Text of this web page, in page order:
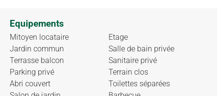
Equipements
Mitoyen locataire
Jardin commun
Terrasse balcon
Parking privé
Abri couvert
Etage
Salle de bain privée
Sanitaire privé
Terrain clos
Toilettes séparées